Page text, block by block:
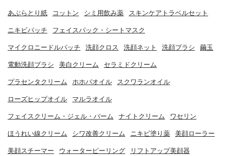
あぶらとり紙 コットン シミ用飲み薬 スキンケアトラベルセット
ニキビパッチ フェイスパック・シートマスク
マイクロニードルパッチ 洗顔クロス 洗顔ネット 洗顔ブラシ 繭玉
電動洗顔ブラシ 美白クリーム セラミドクリーム
プラセンタクリーム ホホバオイル スクワランオイル
ローズヒップオイル マルラオイル
フェイスクリーム・ジェル・バーム ナイトクリーム ワセリン
ほうれい線クリーム シワ改善クリーム ニキビ塗り薬 美顔ローラー
美顔スチーマー ウォーターピーリング リフトアップ美顔器